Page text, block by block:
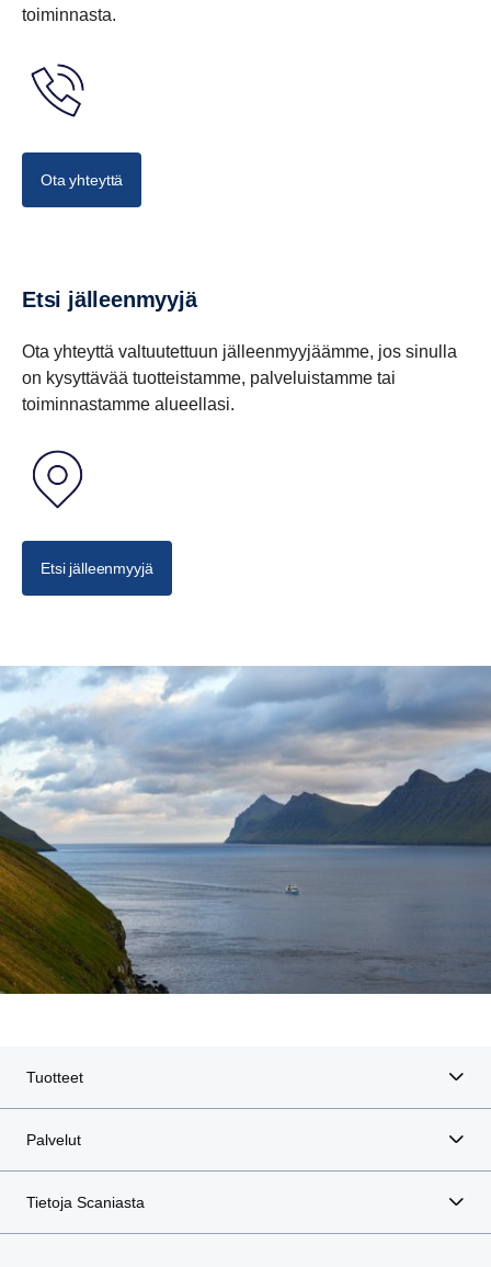
toiminnasta.
Ota yhteyttä
Etsi jälleenmyyjä
Ota yhteyttä valtuutettuun jälleenmyyjäämme, jos sinulla
on kysyttävää tuotteistamme, palveluistamme tai
toiminnastamme alueellasi.
Etsi jälleenmyyjä
Tuotteet
Palvelut
Tietoja Scaniasta